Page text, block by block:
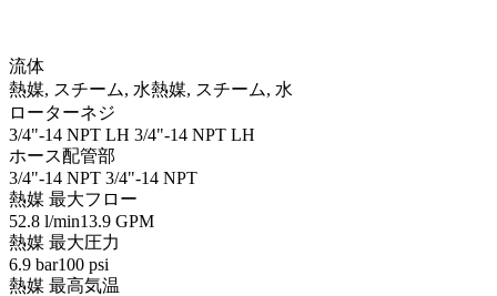
流体
熱媒, スチーム, 水熱媒, スチーム, 水
ローターネジ
3/4"-14 NPT LH 3/4"-14 NPT LH
ホース配管部
3/4"-14 NPT 3/4"-14 NPT
熱媒 最大フロー
52.8 l/min13.9 GPM
熱媒 最大圧力
6.9 bar100 psi
熱媒 最高気温